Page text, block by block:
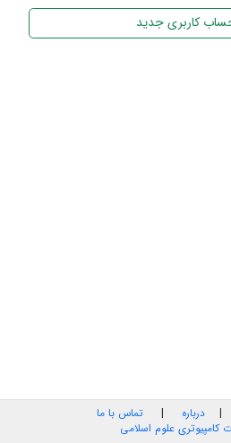
کاربری جدید
| درباره | تماس با ما
کامپیوتری علوم اسلامی